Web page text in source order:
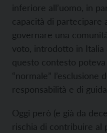
inferiore all’uomo, in
capacità di partecipare
governare una
voto, introdotto in Italia
questo contesto
“normale” l’esclusione
responsabilità e di
Oggi però (e già da
rischia di contribuire al